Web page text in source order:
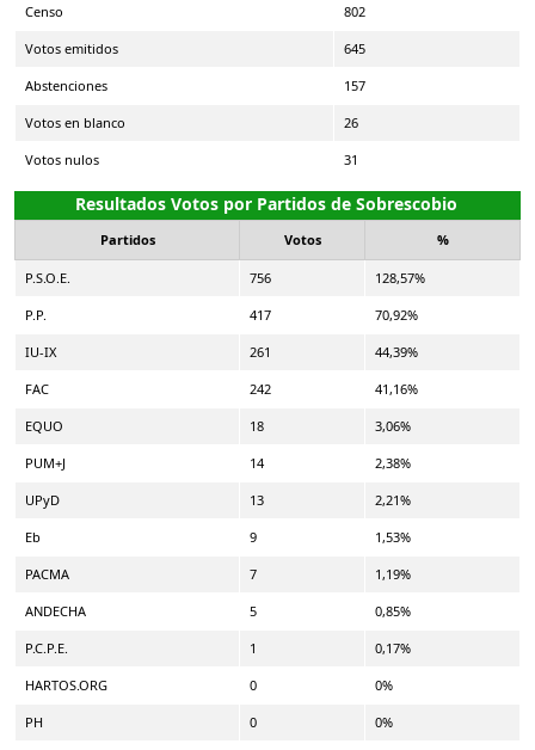
Censo 802
Votos emitidos 645
Abstenciones 157
Votos en blanco 26
Votos nulos 31
Resultados Votos por Partidos de Sobrescobio
Partidos Votos %
P.S.O.E. 756 128,57%
P.P. 417 70,92%
IU-IX 261 44,39%
FAC 242 41,16%
EQUO 18 3,06%
PUM+J 14 2,38%
UPyD 13 2,21%
Eb 9 1,53%
PACMA 7 1,19%
ANDECHA 5 0,85%
P.C.P.E. 1 0,17%
HARTOS.ORG 0 0%
PH 0 0%